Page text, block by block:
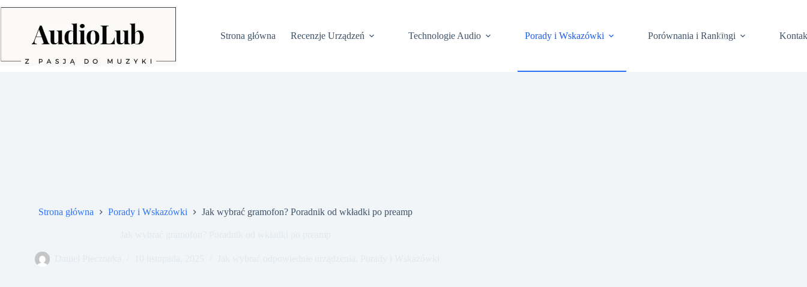
Strona główna
Recenzje Urządzeń Technologie Audio Porady i Wskazówki Porównania i Rankingi
Strona główna Porady i Wskazówki Jak wybrać gramofon? Poradnik od wkładki po preamp